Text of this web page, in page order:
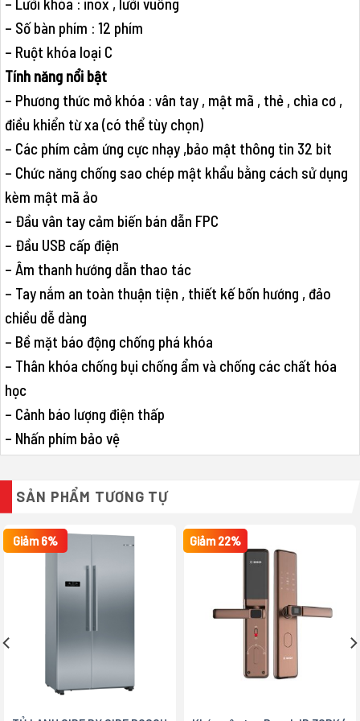
– Số bàn phím : 12 phím
– Ruột khóa loại C
Tính năng nổi bật
– Phương thức mở khóa : vân tay , mật mã , thẻ , chìa cơ ,
điều khiển từ xa (có thể tùy chọn)
– Các phím cảm ứng cực nhạy ,bảo mật thông tin 32 bit
– Chức năng chống sao chép mật khẩu bằng cách sử dụng
kèm mật mã ảo
– Đầu vân tay cảm biến bán dẫn FPC
– Đầu USB cấp điện
– Âm thanh hướng dẫn thao tác
– Tay nắm an toàn thuận tiện , thiết kế bốn hướng , đảo
chiều dễ dàng
– Bề mặt báo động chống phá khóa
– Thân khóa chống bụi chống ẩm và chống các chất hóa
học
– Cảnh báo lượng điện thấp
– Nhấn phím bảo vệ
SẢN PHẨM TƯƠNG TỰ
Giảm 6% Giảm 22%